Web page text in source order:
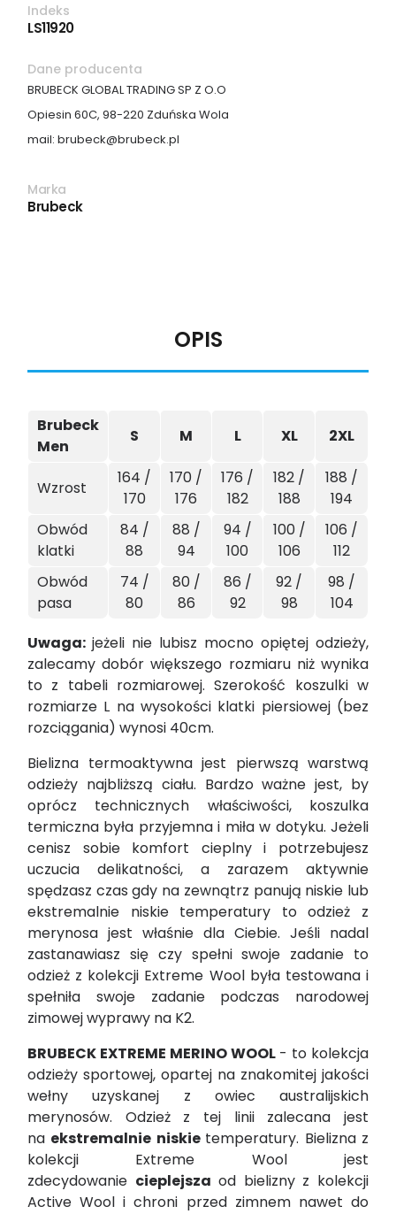
Indeks
LS11920
Dane producenta
BRUBECK GLOBAL TRADING SP Z O.O
Opiesin 60C, 98-220 Zduńska Wola
mail: brubeck@brubeck.pl
Marka
Brubeck
OPIS
Brubeck
Men
S M L XL 2XL
Wzrost
164 /
170
170 /
176
176 /
182
182 /
188
188 /
194
Obwód
klatki
84 /
88
88 /
94
94 /
100
100 /
106
106 /
112
Obwód
pasa
74 /
80
80 /
86
86 /
92
92 /
98
98 /
104
Uwaga: jeżeli nie lubisz mocno opiętej odzieży,
zalecamy dobór większego rozmiaru niż wynika
to z tabeli rozmiarowej. Szerokość koszulki w
rozmiarze L na wysokości klatki piersiowej (bez
rozciągania) wynosi 40cm.
Bielizna termoaktywna jest pierwszą warstwą
odzieży najbliższą ciału. Bardzo ważne jest, by
oprócz technicznych właściwości, koszulka
termiczna była przyjemna i miła w dotyku. Jeżeli
cenisz sobie komfort cieplny i potrzebujesz
uczucia delikatności, a zarazem aktywnie
spędzasz czas gdy na zewnątrz panują niskie lub
ekstremalnie niskie temperatury to odzież z
merynosa jest właśnie dla Ciebie. Jeśli nadal
zastanawiasz się czy spełni swoje zadanie to
odzież z kolekcji Extreme Wool była testowana i
spełniła swoje zadanie podczas narodowej
zimowej wyprawy na K2.
BRUBECK EXTREME MERINO WOOL- to kolekcja
odzieży sportowej, opartej na znakomitej jakości
wełny uzyskanej z owiec australijskich
merynosów. Odzież z tej linii zalecana jest
na ekstremalnie niskie temperatury. Bielizna z
kolekcji Extreme Wool jest
zdecydowanie cieplejsza od bielizny z kolekcji
Active Wool i chroni przed zimnem nawet do